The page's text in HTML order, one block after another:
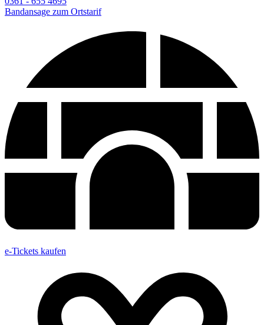
Bandansage zum Ortstarif
e-Tickets kaufen